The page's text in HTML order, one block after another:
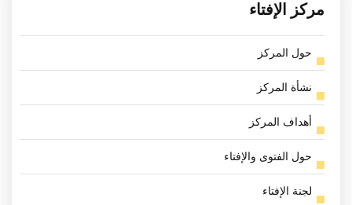
مركز الإفتاء
حول المركز
نشأة المركز
أهداف المركز
حول الفتوى والإفتاء
لجنة الإفتاء